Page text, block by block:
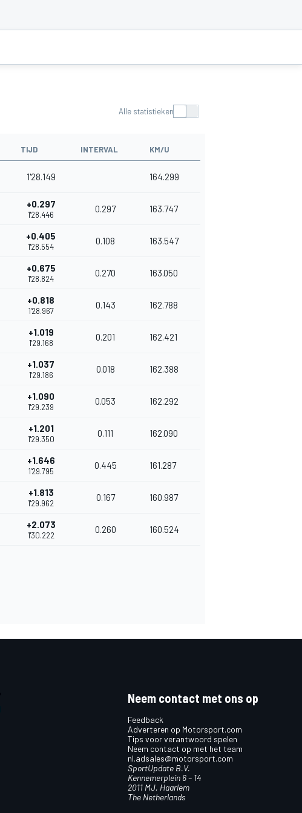
Alle statistieken
TIJD INTERVAL KM/U
1'28.149 164.299
+0.297
1'28.446
0.297 163.747
+0.405
1'28.554
0.108 163.547
+0.675
1'28.824
0.270 163.050
+0.818
1'28.967
0.143 162.788
+1.019
1'29.168
0.201 162.421
+1.037
1'29.186
0.018 162.388
+1.090
1'29.239
0.053 162.292
+1.201
1'29.350
0.111 162.090
+1.646
1'29.795
0.445 161.287
+1.813
1'29.962
0.167 160.987
+2.073
1'30.222
0.260 160.524
Neem contact met ons op
Feedback
Adverteren op Motorsport.com
Tips voor verantwoord spelen
Neem contact op met het team
nl.adsales@motorsport.com
SportUpdate B.V.
Kennemerplein 6 – 14
2011 MJ, Haarlem
The Netherlands